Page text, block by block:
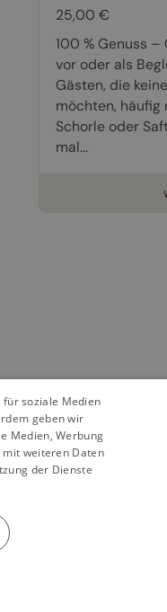
25,00 €
100 % Genuss
vor oder als
Gästen, die
möchten, häufig
Schorle oder
mal...
für soziale Medien
geben wir
Medien, Werbung
weiteren Daten
der Dienste